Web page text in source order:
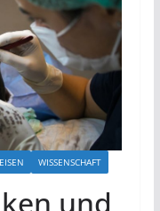
WISSENSCHAFT
und